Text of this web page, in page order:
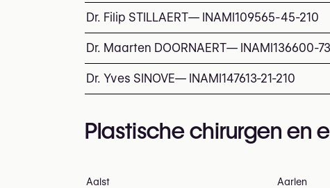
Dr. Filip STILLAERT— INAMI 109565-45-210
Dr. Maarten DOORNAERT— INAMI 136600-
Dr. Yves SINOVE— INAMI 147613-21-210
Plastische chirurgen en
Aalst Aarlen